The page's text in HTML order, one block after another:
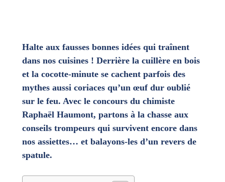
Halte aux fausses bonnes idées qui traînent
dans nos cuisines ! Derrière la cuillère en bois
et la cocotte-minute se cachent parfois des
mythes aussi coriaces qu’un œuf dur oublié
sur le feu. Avec le concours du chimiste
Raphaël Haumont, partons à la chasse aux
conseils trompeurs qui survivent encore dans
nos assiettes… et balayons-les d’un revers de
spatule.